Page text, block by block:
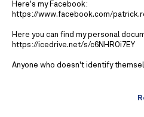
Here's my Facebook:
https://www.facebook.com/
Here you can find my personal
https://icedrive.net/s/c6NHROi7EY
Anyone who doesn't identify